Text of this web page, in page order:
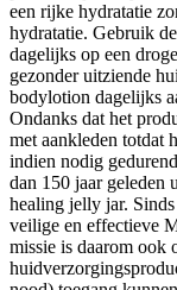
een rijke hydratatie
hydratatie. Gebruik
dagelijks op een
gezonder uitziende
bodylotion dagelijks
Ondanks dat het
met aankleden totdat
indien nodig
dan 150 jaar geleden
healing jelly jar.
veilige en effectieve
missie is daarom ook